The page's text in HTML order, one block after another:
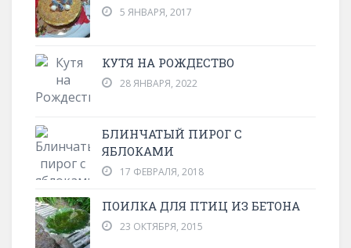
5 ЯНВАРЯ, 2017
КУТЯ НА РОЖДЕСТВО
28 ЯНВАРЯ, 2022
БЛИНЧАТЫЙ ПИРОГ С
ЯБЛОКАМИ
17 ФЕВРАЛЯ, 2018
ПОИЛКА ДЛЯ ПТИЦ ИЗ БЕТОНА
23 ОКТЯБРЯ, 2015